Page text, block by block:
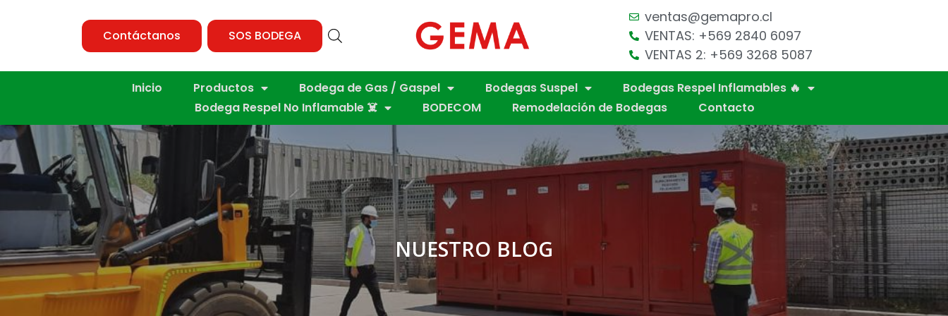
Contáctanos SOS BODEGA
ventas@gemapro.cl
VENTAS: +569 2840 6097
VENTAS 2: +569 3268 5087
Inicio Productos Bodega de Gas / Gaspel Bodegas Suspel
Bodegas Respel Inflamables 🔥
Bodega Respel No Inflamable ☠️
BODECOM Remodelación de Bodegas Contacto
NUESTRO BLOG